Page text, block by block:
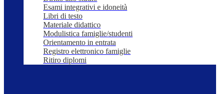
Esami integrativi e idoneità
Libri di testo
Materiale didattico
Modulistica famiglie/studenti
Orientamento in entrata
Registro elettronico famiglie
Ritiro diplomi